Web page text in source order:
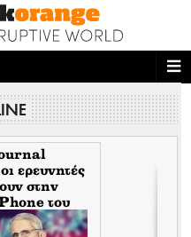
ερευνητές
στην
του
περίοδο